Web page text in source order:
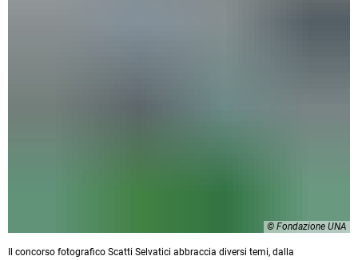
© Fondazione UNA
Il concorso fotografico Scatti Selvatici abbraccia diversi temi, dalla